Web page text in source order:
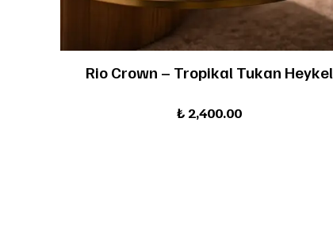
Rio Crown – Tropikal Tukan Heykel
₺ 2,400.00